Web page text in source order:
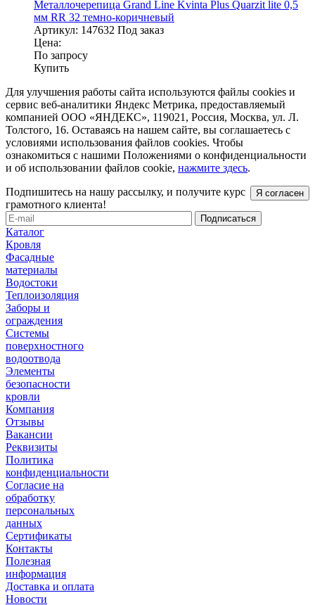
Металлочерепица Grand Line Kvinta Plus Quarzit lite 0,5
мм RR 32 темно-коричневый
Артикул: 147632 Под заказ
Цена:
По запросу
Купить
Для улучшения работы сайта используются файлы cookies и
сервис веб-аналитики Яндекс Метрика, предоставляемый
компанией ООО «ЯНДЕКС», 119021, Россия, Москва, ул. Л.
Толстого, 16. Оставаясь на нашем сайте, вы соглашаетесь с
условиями использования файлов cookies. Чтобы
ознакомиться с нашими Положениями о конфиденциальности
и об использовании файлов cookie, нажмите здесь.
Я согласен
Подпишитесь на нашу рассылку, и получите курс
грамотного клиента!
Каталог
Кровля
Фасадные
материалы
Водостоки
Теплоизоляция
Заборы и
ограждения
Системы
поверхностного
водоотвода
Элементы
безопасности
кровли
Компания
Отзывы
Вакансии
Реквизиты
Политика
конфиденциальности
Согласие на
обработку
персональных
данных
Сертификаты
Контакты
Полезная
информация
Доставка и оплата
Новости